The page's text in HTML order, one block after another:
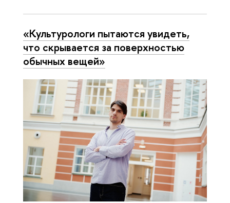
«Культурологи пытаются увидеть,
что скрывается за поверхностью
обычных вещей»